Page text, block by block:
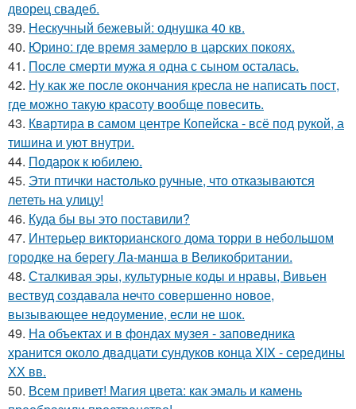
дворец свадеб.
39. Нескучный бежевый: однушка 40 кв.
40. Юрино: где время замерло в царских покоях.
41. После смерти мужа я одна с сыном осталась.
42. Ну как же после окончания кресла не написать пост,
где можно такую красоту вообще повесить.
43. Квартира в самом центре Копейска - всё под рукой, а
тишина и уют внутри.
44. Подарок к юбилею.
45. Эти птички настолько ручные, что отказываются
лететь на улицу!
46. Куда бы вы это поставили?
47. Интерьер викторианского дома торри в небольшом
городке на берегу Ла-манша в Великобритании.
48. Сталкивая эры, культурные коды и нравы, Вивьен
вествуд создавала нечто совершенно новое,
вызывающее недоумение, если не шок.
49. На объектах и в фондах музея - заповедника
хранится около двадцати сундуков конца XIX - середины
ХХ вв.
50. Всем привет! Магия цвета: как эмаль и камень